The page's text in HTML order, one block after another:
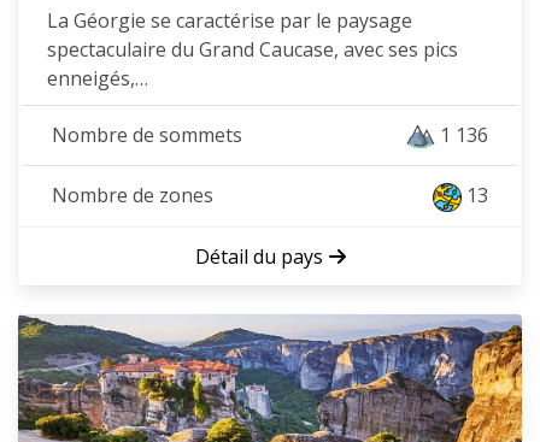
La Géorgie se caractérise par le paysage
spectaculaire du Grand Caucase, avec ses pics
enneigés,…
Nombre de sommets 1 136
Nombre de zones 13
Détail du pays